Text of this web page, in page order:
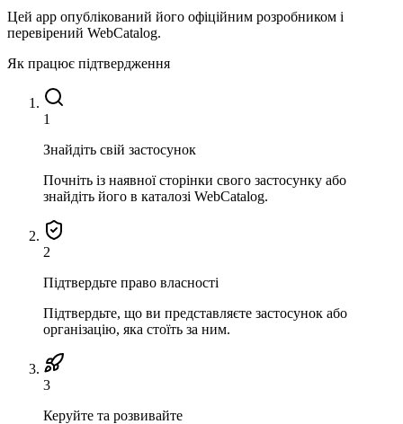
Цей app опублікований його офіційним розробником і
перевірений WebCatalog.
Як працює підтвердження
1
Знайдіть свій застосунок
Почніть із наявної сторінки свого застосунку або
знайдіть його в каталозі WebCatalog.
2
Підтвердьте право власності
Підтвердьте, що ви представляєте застосунок або
організацію, яка стоїть за ним.
3
Керуйте та розвивайте